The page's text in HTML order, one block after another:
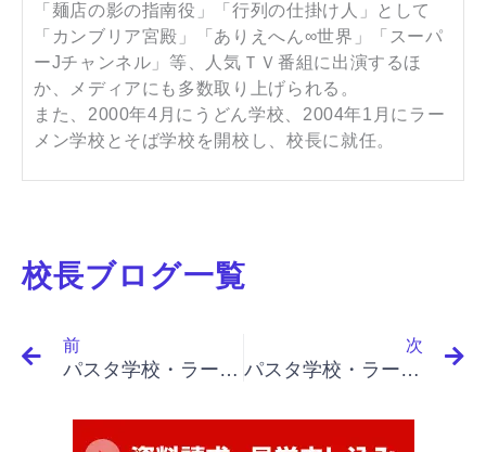
「麺店の影の指南役」「行列の仕掛け人」として
「カンブリア宮殿」「ありえへん∞世界」「スーパ
ーJチャンネル」等、人気ＴＶ番組に出演するほ
か、メディアにも多数取り上げられる。
また、2000年4月にうどん学校、2004年1月にラー
メン学校とそば学校を開校し、校長に就任。
校長ブログ一覧
前
パスタ学校・ラーメン学校・うどん学校・そば学校で成果アップ｜「イノベーションと起業家精神（下）」「ニッチの占拠、関所戦略、関所戦略が成立する条件」
次
パスタ学校・ラーメン学校・うどん学校・そば学校で成果アップ｜「イノベーションと起業家精神（下）」「揺籃期でのスタート、不断の努力、戦略の条件、戦略の条件、その限界」